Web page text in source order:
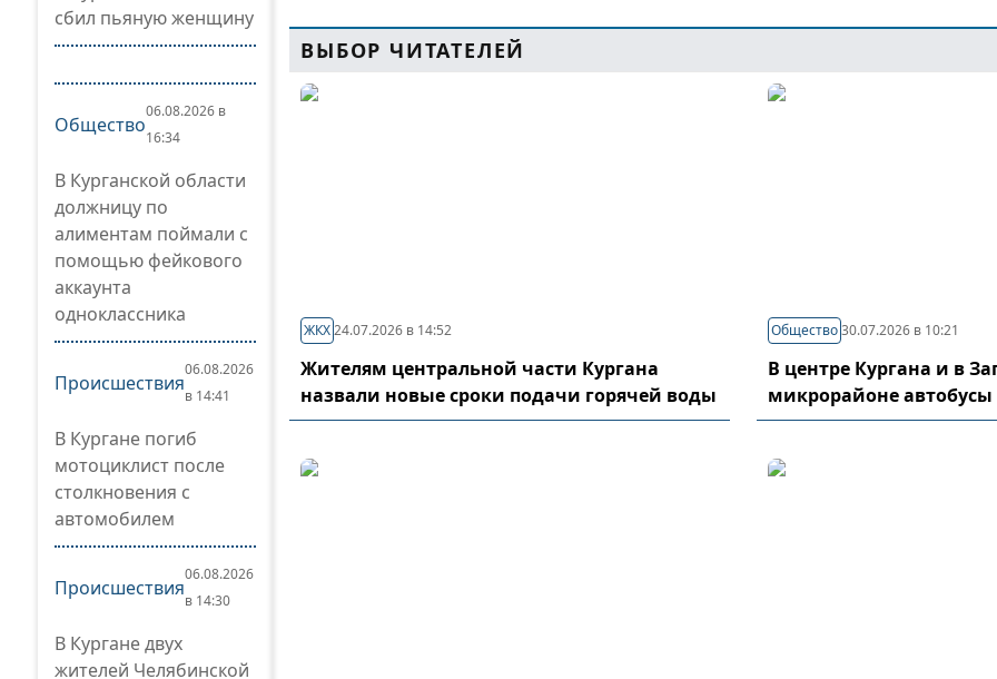
сбил пьяную женщину
Общество
06.08.2026 в
16:34
В Курганской области
должницу по
алиментам поймали с
помощью фейкового
аккаунта
одноклассника
Происшествия
06.08.2026
в 14:41
В Кургане погиб
мотоциклист после
столкновения с
автомобилем
Происшествия
06.08.2026
в 14:30
В Кургане двух
жителей Челябинской
ВЫБОР ЧИТАТЕЛЕЙ
ЖКХ24.07.2026 в 14:52
Жителям центральной части Кургана
назвали новые сроки подачи горячей воды
Общество 30.07.2026 в 10:21
В центре Кургана и в
микрорайоне